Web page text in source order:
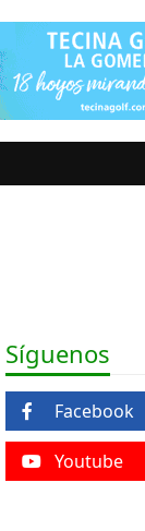
Síguenos
Facebook
Youtube